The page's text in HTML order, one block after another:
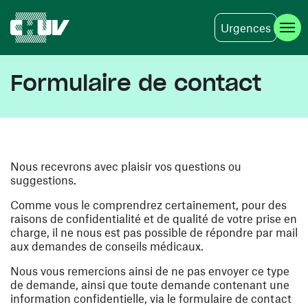
Urgences
Formulaire de contact
Nous recevrons avec plaisir vos questions ou
suggestions.
Comme vous le comprendrez certainement, pour des
raisons de confidentialité et de qualité de votre prise en
charge, il ne nous est pas possible de répondre par mail
aux demandes de conseils médicaux.
Nous vous remercions ainsi de ne pas envoyer ce type
de demande, ainsi que toute demande contenant une
information confidentielle, via le formulaire de contact